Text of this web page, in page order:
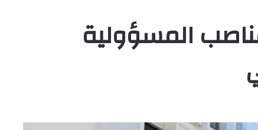
المسؤولية